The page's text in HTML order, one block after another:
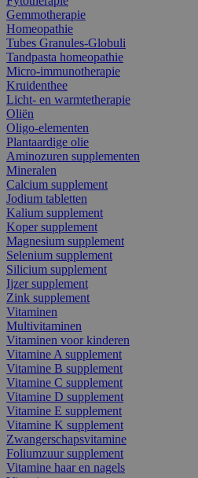
Gemmotherapie
Homeopathie
Tubes Granules-Globuli
Tandpasta homeopathie
Micro-immunotherapie
Kruidenthee
Licht- en warmtetherapie
Oliën
Oligo-elementen
Plantaardige olie
Aminozuren supplementen
Mineralen
Calcium supplement
Jodium tabletten
Kalium supplement
Koper supplement
Magnesium supplement
Selenium supplement
Silicium supplement
Ijzer supplement
Zink supplement
Vitaminen
Multivitaminen
Vitaminen voor kinderen
Vitamine A supplement
Vitamine B supplement
Vitamine C supplement
Vitamine D supplement
Vitamine E supplement
Vitamine K supplement
Zwangerschapsvitamine
Foliumzuur supplement
Vitamine haar en nagels